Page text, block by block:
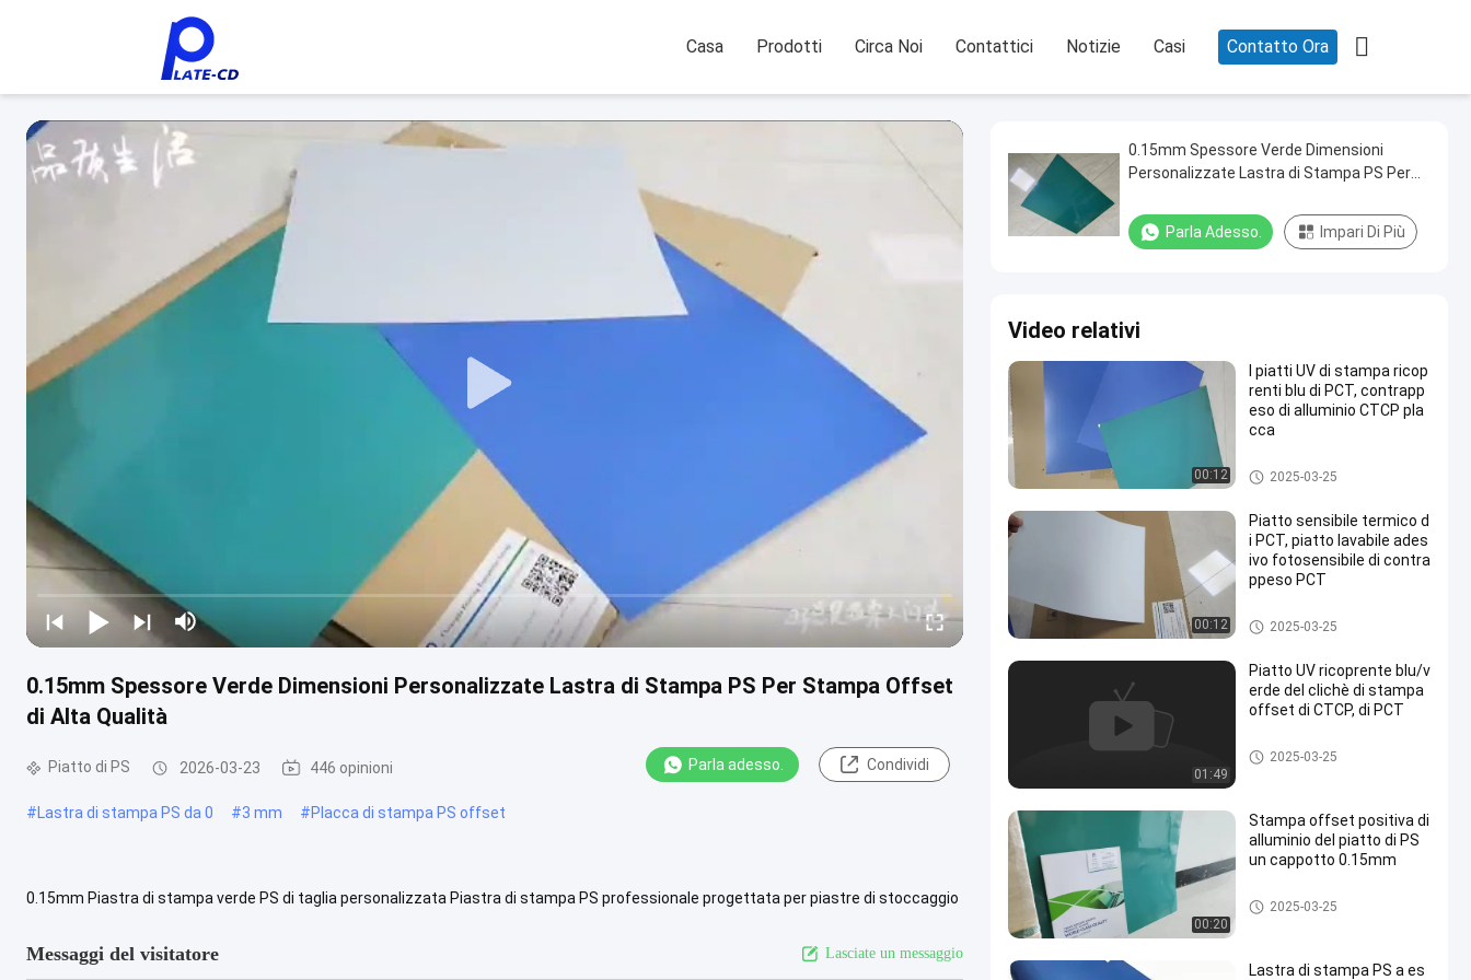
Casa Prodotti Circa Noi Contattici Notizie Casi Contatto Ora 
0.15mm Spessore Verde Dimensioni Personalizzate Lastra di Stampa PS Per Stampa Offset
di Alta Qualità
Piatto di PS 2026-03-23 446 opinioni Parla adesso. Condividi
#Lastra di stampa PS da 0 #3 mm #Placca di stampa PS offset
0.15mm Piastra di stampa verde PS di taglia personalizzata Piastra di stampa PS professionale progettata per piastre di stoccaggio
Messaggi del visitatore Lasciate un messaggio
0.15mm Spessore Verde Dimensioni
Personalizzate Lastra di Stampa PS Per
Parla Adesso. Impari Di Più
Video relativi
00:12
I piatti UV di stampa ricop
renti blu di PCT, contrapp
eso di alluminio CTCP pla
cca
Clichè di CTCP
2025-03-25
00:12
Piatto sensibile termico d
i PCT, piatto lavabile ades
ivo fotosensibile di contra
ppeso PCT
Piatto di doppio strato PCT
2025-03-25
01:49
Piatto UV ricoprente blu/v
erde del clichè di stampa
offset di CTCP, di PCT
Piatto UV di PCT
2025-03-25
00:20
Stampa offset positiva di
alluminio del piatto di PS
un cappotto 0.15mm
Piatto di PS
2025-03-25
Lastra di stampa PS a es